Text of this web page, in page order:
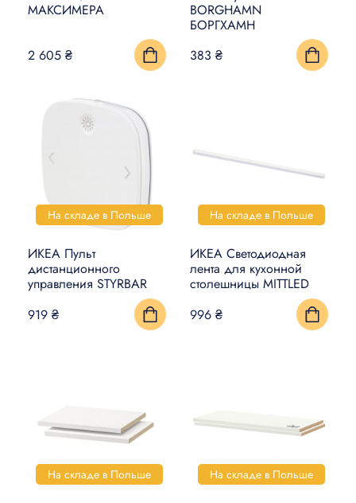
МАКСИМЕРА
2 605 ₴
BORGHAMN
БОРГХАМН
383 ₴
На складе в Польше
ИКЕА Пульт
дистанционного
управления STYRBAR
919 ₴
На складе в Польше
ИКЕА Светодиодная
лента для кухонной
столешницы MITTLED
996 ₴
На складе в Польше На складе в Польше